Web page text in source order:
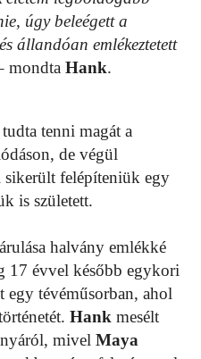
úgy beleégett a
állandóan emlékeztetett
mondta Hank.
tenni magát a
de végül
sikerült felépíteniük egy
is született.
árulása halvány emlékké
17 évvel később egykori
egy tévéműsorban, ahol
Hank mesélt
mivel Maya